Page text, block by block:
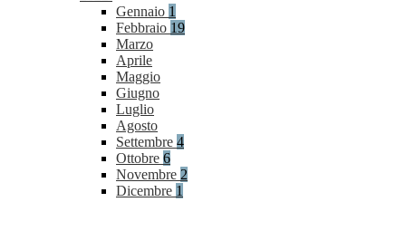
Gennaio 1
Febbraio 19
Marzo
Aprile
Maggio
Giugno
Luglio
Agosto
Settembre 4
Ottobre 6
Novembre 2
Dicembre 1